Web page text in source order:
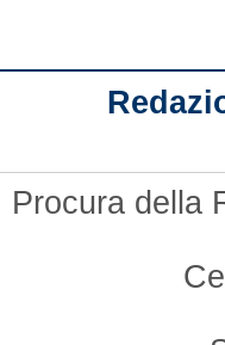
Procura della